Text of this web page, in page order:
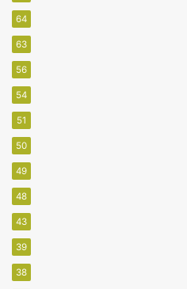
64
63
56
54
51
50
49
48
43
39
38